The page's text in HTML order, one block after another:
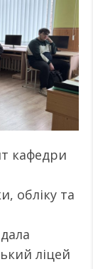
кафедри
обліку та
ліцей